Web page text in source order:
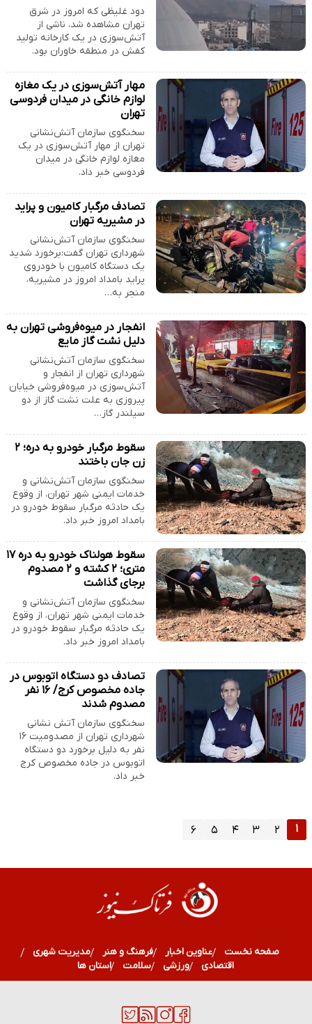
دود غلیظی که امروز در شرق
تهران مشاهده شد، ناشی از
آتش‌سوزی در یک کارخانه تولید
کفش در منطقه خاوران بود.
مهار آتش‌سوزی در یک مغازه
لوازم خانگی در میدان فردوسی
تهران
سخنگوی سازمان آتش‌نشانی
تهران از مهار آتش‌سوزی در یک
مغازه لوازم خانگی در میدان
فردوسی خبر داد.
تصادف مرگبار کامیون و پراید
در مشیریه تهران
سخنگوی سازمان آتش‌نشانی
شهرداری تهران گفت:برخورد شدید
یک دستگاه کامیون با خودروی
پراید بامداد امروز در مشیریه،
منجر به…
انفجار در میوه‌فروشی تهران به
دلیل نشت گاز مایع
سخنگوی سازمان آتش‌نشانی
شهرداری تهران از انفجار و
آتش‌سوزی در میوه‌فروشی خیابان
پیروزی به علت نشت گاز از دو
سیلندر گاز…
سقوط مرگبار خودرو به دره؛ ۲
زن جان باختند
سخنگوی سازمان آتش‌نشانی و
خدمات ایمنی شهر تهران، از وقوع
یک حادثه مرگبار سقوط خودرو در
بامداد امروز خبر داد.
سقوط هولناک خودرو به دره ۱۷
متری؛ ۲ کشته و ۲ مصدوم
برجای گذاشت
سخنگوی سازمان آتش‌نشانی و
خدمات ایمنی شهر تهران، از وقوع
یک حادثه مرگبار سقوط خودرو در
بامداد امروز خبر داد.
تصادف دو دستگاه اتوبوس در
جاده مخصوص کرج/ ۱۶ نفر
مصدوم شدند
سخنگوی سازمان آتش نشانی
شهرداری تهران از مصدومیت ۱۶
نفر به دلیل برخورد دو دستگاه
اتوبوس در جاده مخصوص کرج
خبر داد.
۱ ۲ ۳ ۴ ۵ ۶
صفحه نخست عناوین اخبار فرهنگ و هنر
مدیریت شهری
اقتصادی
ورزشی سلامت استان ها